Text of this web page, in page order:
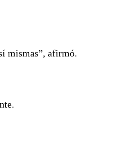
mismas”, afirmó.